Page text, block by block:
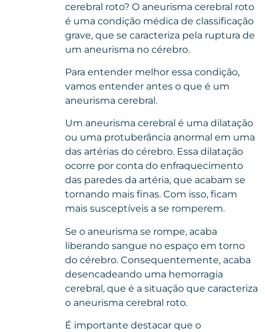
cerebral roto? O aneurisma cerebral roto
é uma condição médica de classificação
grave, que se caracteriza pela ruptura de
um aneurisma no cérebro.
Para entender melhor essa condição,
vamos entender antes o que é um
aneurisma cerebral.
Um aneurisma cerebral é uma dilatação
ou uma protuberância anormal em uma
das artérias do cérebro. Essa dilatação
ocorre por conta do enfraquecimento
das paredes da artéria, que acabam se
tornando mais finas. Com isso, ficam
mais susceptíveis a se romperem.
Se o aneurisma se rompe, acaba
liberando sangue no espaço em torno
do cérebro. Consequentemente, acaba
desencadeando uma hemorragia
cerebral, que é a situação que caracteriza
o aneurisma cerebral roto.
É importante destacar que o